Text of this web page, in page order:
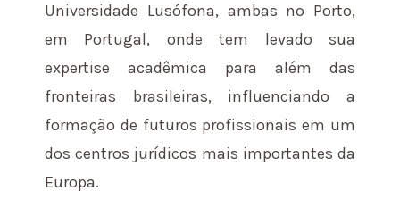
Universidade Lusófona, ambas no Porto,
em Portugal, onde tem levado sua
expertise acadêmica para além das
fronteiras brasileiras, influenciando a
formação de futuros profissionais em um
dos centros jurídicos mais importantes da
Europa.